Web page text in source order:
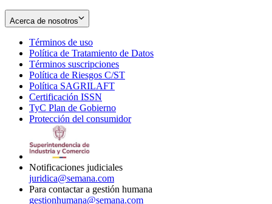
Acerca de nosotros
Términos de uso
in
new
window
Política de Tratamiento de Datos
Términos suscripciones
in
Política de Riesgos C/ST
Política SAGRILAFT
new
window
Certificación ISSN
in
new
TyC Plan de Gobierno
in
Protección del consumidorOpens
Notificaciones judiciales
juridica@semana.com
Para contactar a gestión humana
gestionhumana@semana.com